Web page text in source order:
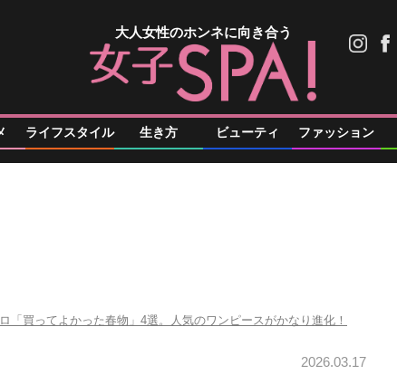
大人女性のホンネに向き合う
ライフスタイル 生き方 ビューティ ファッション
「買ってよかった春物」4選。人気のワンピースがかなり進化！
2026.03.17